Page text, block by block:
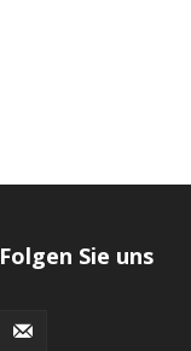
Folgen Sie uns